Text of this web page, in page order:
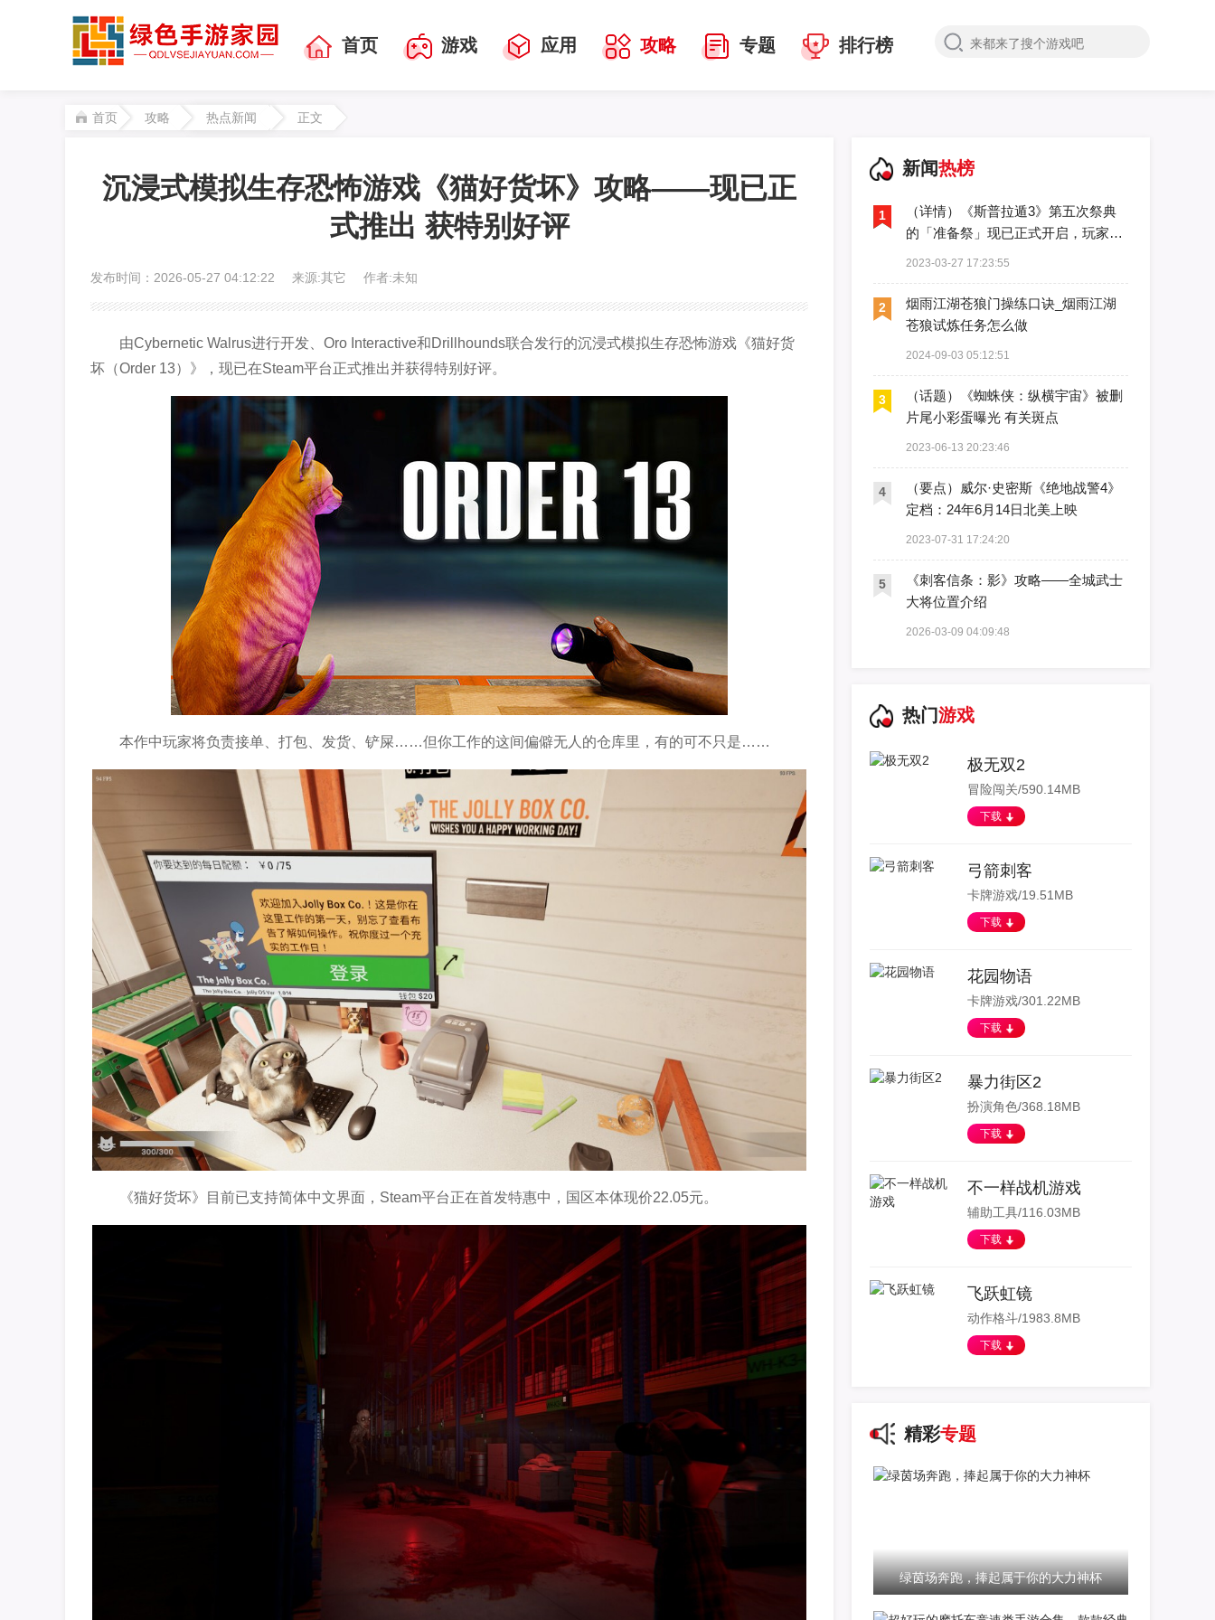
首页 游戏 应用 攻略 专题 排行榜
首页 攻略 热点新闻 正文
沉浸式模拟生存恐怖游戏《猫好货坏》攻略——现已正
式推出 获特别好评
发布时间：2026-05-27 04:12:22 来源:其它 作者:未知
由Cybernetic Walrus进行开发、Oro Interactive和Drillhounds联合发行的沉浸式模拟生存恐怖游戏《猫好货
坏（Order 13）》，现已在Steam平台正式推出并获得特别好评。
本作中玩家将负责接单、打包、发货、铲屎……但你工作的这间偏僻无人的仓库里，有的可不只是……
《猫好货坏》目前已支持简体中文界面，Steam平台正在首发特惠中，国区本体现价22.05元。
新闻热榜
1
（详情）《斯普拉遁3》第五次祭典
的「准备祭」现已正式开启，玩家可
2023-03-27 17:23:55
2
烟雨江湖苍狼门操练口诀_烟雨江湖
苍狼试炼任务怎么做
2024-09-03 05:12:51
3
（话题）《蜘蛛侠：纵横宇宙》被删
片尾小彩蛋曝光 有关斑点
2023-06-13 20:23:46
4
（要点）威尔·史密斯《绝地战警4》
定档：24年6月14日北美上映
2023-07-31 17:24:20
5
《刺客信条：影》攻略——全城武士
大将位置介绍
2026-03-09 04:09:48
热门游戏
极无双2
冒险闯关/590.14MB
下载
弓箭刺客
卡牌游戏/19.51MB
下载
花园物语
卡牌游戏/301.22MB
下载
暴力街区2
扮演角色/368.18MB
下载
不一样战机游戏
辅助工具/116.03MB
下载
飞跃虹镜
动作格斗/1983.8MB
下载
精彩专题
绿茵场奔跑，捧起属于你的大力神杯